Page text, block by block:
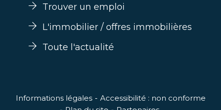
Trouver un emploi
L'immobilier / offres immobilières
Toute l'actualité
Informations légales
Accessibilité : non conforme